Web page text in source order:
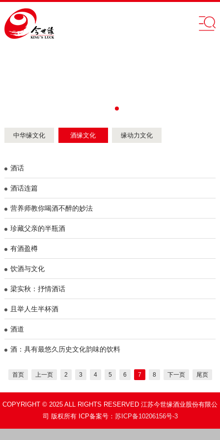
中华缘文化 酒缘文化 缘动力文化
酒话
酒话连篇
营养师教你喝酒不醉的妙法
珍藏父亲的半瓶酒
有酒盈樽
饮酒与文化
梁实秋：抒情酒话
且举人生半杯酒
酒道
酒：具有最悠久历史文化韵味的饮料
首页 上一页 2 3 4 5 6 7 8 下一页 尾页
COPYRIGHT © 2025 ALL RIGHTS RESERVED 江苏今世缘酒业股份有限公
司 版权所有 ICP备案号： 苏ICP备10206156号-3